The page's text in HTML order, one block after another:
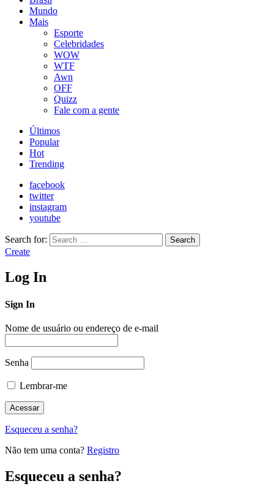
Mundo
Mais
Esporte
Celebridades
WOW
WTF
Awn
OFF
Quizz
Fale com a gente
Últimos
Popular
Hot
Trending
facebook
twitter
instagram
youtube
Search for: Search
Create
Log In
Sign In
Nome de usuário ou endereço de e-mail
Senha
Lembrar-me
Esqueceu a senha?
Não tem uma conta? Registro
Esqueceu a senha?